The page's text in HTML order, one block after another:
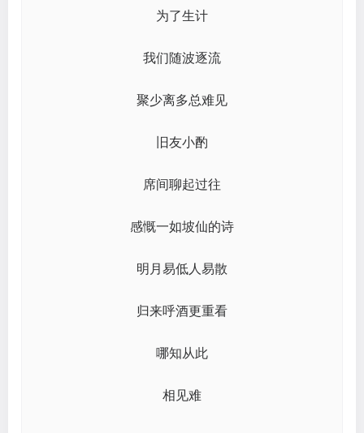
为了生计
我们随波逐流
聚少离多总难见
旧友小酌
席间聊起过往
感慨一如坡仙的诗
明月易低人易散
归来呼酒更重看
哪知从此
相见难